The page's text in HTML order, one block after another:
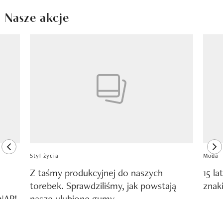
Nasze akcje
previous element
Styl życia
Z taśmy produkcyjnej do naszych
torebek. Sprawdziliśmy, jak powstają
Moda
15